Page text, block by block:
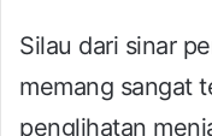
Silau dari sinar
memang sangat
penglihatan